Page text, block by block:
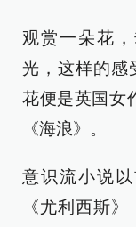
观赏一朵花
光，这样的感
花便是英国女
《海浪》。
意识流小说
《尤利西斯